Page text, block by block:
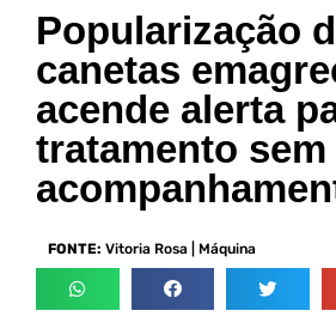
Popularização
canetas
acende alerta
tratamento sem
FONTE: Vitoria Rosa | Máquina